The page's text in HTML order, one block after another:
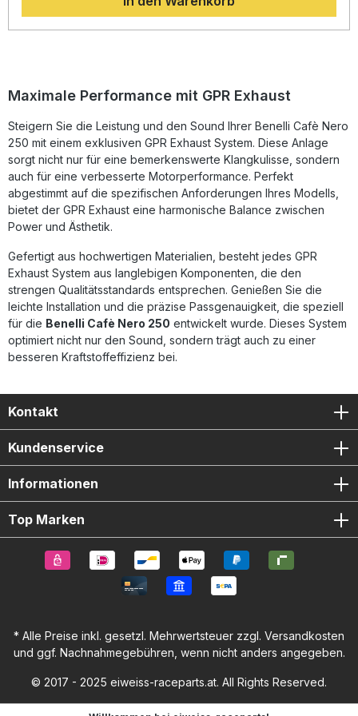
Fertigung garantiert höchste Material- und
Verarbeitungsqualität. Dank Plug-and-Play-Montage kann
db-Killer und Katalysator Rechtlich zugelassen in EU, UK,
USA, Japan, Mexiko und weiteren Ländern Sportliches
Langlebige Qualität – hergestellt in Italien Einfache Plug-
and-Play-Montage Lieferumfang: GPR Evo4 Road
Komplettauspuffanlage Herausnehmbarer db-Killer
Katalysator Fahrzeugspezifische Halterungen
Montagezubehör
Maximale Performance mit GPR Exhaust
Steigern Sie die Leistung und den Sound Ihrer Benelli Cafè Nero
250 mit einem exklusiven GPR Exhaust System. Diese Anlage
sorgt nicht nur für eine bemerkenswerte Klangkulisse, sondern
auch für eine verbesserte Motorperformance. Perfekt
abgestimmt auf die spezifischen Anforderungen Ihres Modells,
bietet der GPR Exhaust eine harmonische Balance zwischen
Power und Ästhetik.
Gefertigt aus hochwertigen Materialien, besteht jedes GPR
Exhaust System aus langlebigen Komponenten, die den
strengen Qualitätsstandards entsprechen. Genießen Sie die
leichte Installation und die präzise Passgenauigkeit, die speziell
für die Benelli Cafè Nero 250 entwickelt wurde. Dieses System
optimiert nicht nur den Sound, sondern trägt auch zu einer
besseren Kraftstoffeffizienz bei.
Kontakt
Kundenservice
Informationen
Top Marken
* Alle Preise inkl. gesetzl. Mehrwertsteuer zzgl. Versandkosten
und ggf. Nachnahmegebühren, wenn nicht anders angegeben.
© 2017 - 2025 eiweiss-raceparts.at. All Rights Reserved.